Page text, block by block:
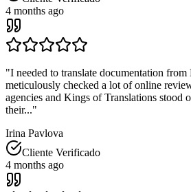
4 months ago
"I needed to translate documentation
meticulously checked a lot of online
agencies and Kings of Translations stood
their..."
Irina Pavlova
Cliente Verificado
4 months ago